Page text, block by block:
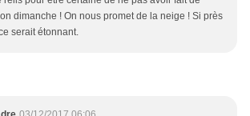
dimanche ! On nous promet de la neige ! Si près
serait étonnant.